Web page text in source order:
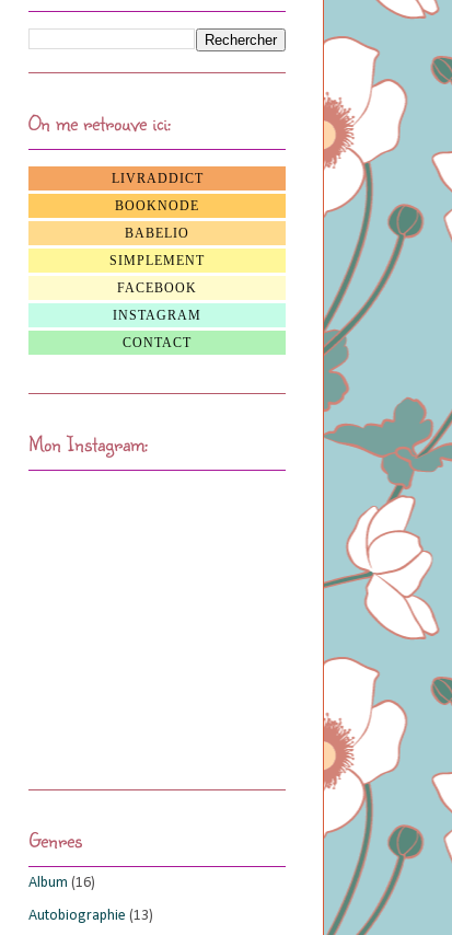
On me retrouve ici:
LIVRADDICT
BOOKNODE
BABELIO
SIMPLEMENT
FACEBOOK
INSTAGRAM
CONTACT
Mon Instagram:
Genres
Album (16)
Autobiographie (13)